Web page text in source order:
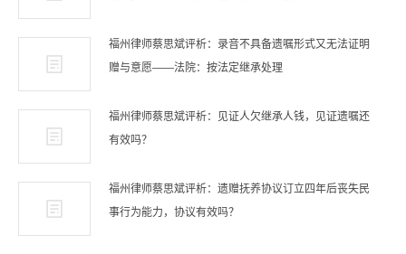
福州律师蔡思斌评析：录音不具备遗嘱形式又无法证明
赠与意愿——法院：按法定继承处理
福州律师蔡思斌评析：见证人欠继承人钱，见证遗嘱还
有效吗？
福州律师蔡思斌评析：遗赠抚养协议订立四年后丧失民
事行为能力，协议有效吗？